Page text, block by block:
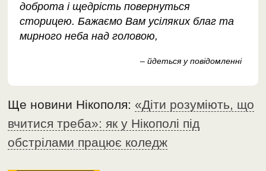
доброта і щедрість повернуться
сторицею. Бажаємо Вам усіляких благ та
мирного неба над головою,
– йдеться у повідомленні
Ще новини Нікополя:«Діти розуміють, що
вчитися треба»: як у Нікополі під
обстрілами працює коледж